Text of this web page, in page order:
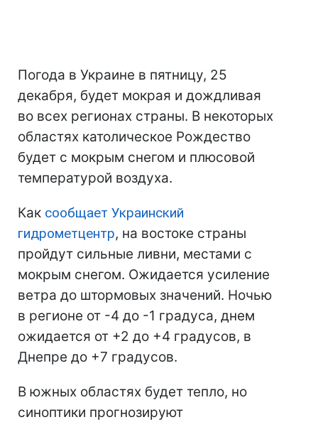
Погода в Украине в пятницу, 25
декабря, будет мокрая и дождливая
во всех регионах страны. В некоторых
областях католическое Рождество
будет с мокрым снегом и плюсовой
температурой воздуха.
Как сообщает Украинский
гидрометцентр, на востоке страны
пройдут сильные ливни, местами с
мокрым снегом. Ожидается усиление
ветра до штормовых значений. Ночью
в регионе от -4 до -1 градуса, днем
ожидается от +2 до +4 градусов, в
Днепре до +7 градусов.
В южных областях будет тепло, но
синоптики прогнозируют